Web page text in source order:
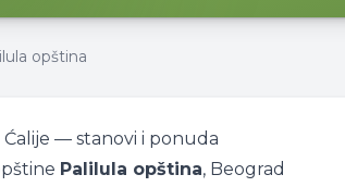
opština
— stanovi i ponuda
Palilula opština, Beograd